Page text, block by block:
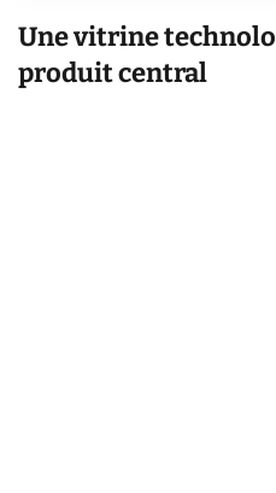
Une vitrine
produit central